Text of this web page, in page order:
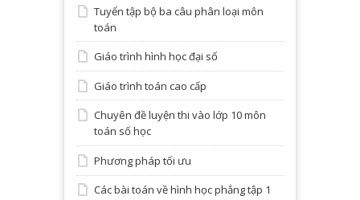
Tuyển tập bộ ba câu phân loại môn
toán
Giáo trình hình học đại số
Giáo trình toán cao cấp
Chuyên đề luyện thi vào lớp 10 môn
toán số học
Phương pháp tối ưu
Các bài toán về hình học phẳng tập 1